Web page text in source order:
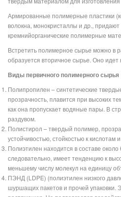
Армированные полимерные пластики
волокна, монокристаллы и др.,
кремнийорганические полимерные
Встретить полимерное сырье можно в
образуется вторичное сырье. Оно
Виды первичного полимерного сырья
Полипропилен – синтетические
прозрачность, плавится при высоких
как она пропускает водяные пары. В
раздувом.
Полистирол – твердый полимер,
устойчивостью, стойкостью к
Полиэтилен находится в составе
следовательно, имеет тенденцию к
меньшему числу молекул на единицу
ПЭНД (LDPE) (полиэтилен низкого
шуршащих пакетов и прочей упаковки.